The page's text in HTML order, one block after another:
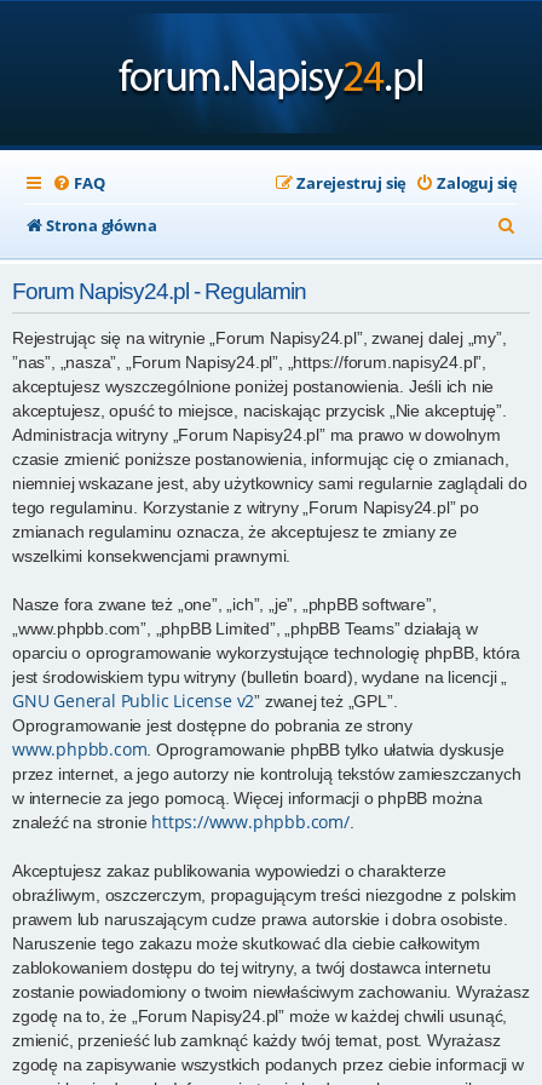
FAQ Zaloguj się
Zarejestruj się
Strona główna
z
Forum Napisy24.pl - Regulamin
Rejestrując się na witrynie „Forum Napisy24.pl”, zwanej dalej „my”,
”nas”, „nasza”, „Forum Napisy24.pl”, „https://forum.napisy24.pl”,
akceptujesz wyszczególnione poniżej postanowienia. Jeśli ich nie
akceptujesz, opuść to miejsce, naciskając przycisk „Nie akceptuję”.
Administracja witryny „Forum Napisy24.pl” ma prawo w dowolnym
czasie zmienić poniższe postanowienia, informując cię o zmianach,
niemniej wskazane jest, aby użytkownicy sami regularnie zaglądali do
tego regulaminu. Korzystanie z witryny „Forum Napisy24.pl” po
zmianach regulaminu oznacza, że akceptujesz te zmiany ze
wszelkimi konsekwencjami prawnymi.
Nasze fora zwane też „one”, „ich”, „je”, „phpBB software”,
„www.phpbb.com”, „phpBB Limited”, „phpBB Teams” działają w
oparciu o oprogramowanie wykorzystujące technologię phpBB, która
jest środowiskiem typu witryny (bulletin board), wydane na licencji „
GNU General Public License v2” zwanej też „GPL”.
Oprogramowanie jest dostępne do pobrania ze strony
www.phpbb.com . Oprogramowanie phpBB tylko ułatwia dyskusje
przez internet, a jego autorzy nie kontrolują tekstów zamieszczanych
w internecie za jego pomocą. Więcej informacji o phpBB można
znaleźć na stronie https://www.phpbb.com/.
Akceptujesz zakaz publikowania wypowiedzi o charakterze
obraźliwym, oszczerczym, propagującym treści niezgodne z polskim
prawem lub naruszającym cudze prawa autorskie i dobra osobiste.
Naruszenie tego zakazu może skutkować dla ciebie całkowitym
zablokowaniem dostępu do tej witryny, a twój dostawca internetu
zostanie powiadomiony o twoim niewłaściwym zachowaniu. Wyrażasz
zgodę na to, że „Forum Napisy24.pl” może w każdej chwili usunąć,
zmienić, przenieść lub zamknąć każdy twój temat, post. Wyrażasz
zgodę na zapisywanie wszystkich podanych przez ciebie informacji w